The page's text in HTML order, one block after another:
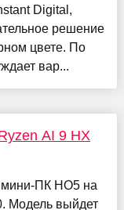
Digital,
решение
цвете. По
вар...
AI 9 HX
ПК HO5 на
Модель выйдет